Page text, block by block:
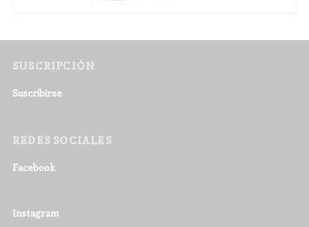
SUSCRIPCIÓN
Suscribirse
REDES SOCIALES
Facebook
Instagram